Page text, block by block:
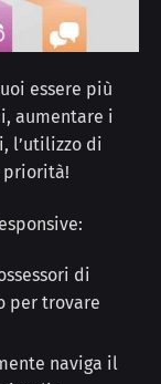
essere più
aumentare i
l’utilizzo di
priorità!
di
per trovare
naviga il